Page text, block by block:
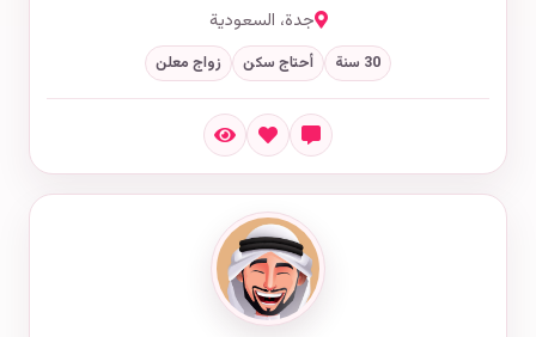
جدة، السعودية
30 سنة أحتاج سكن زواج معلن